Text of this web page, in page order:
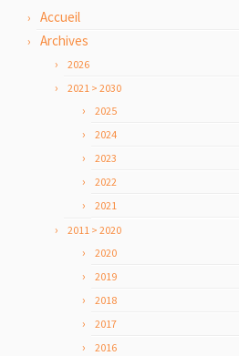
Accueil
Archives
2026
2021 > 2030
2025
2024
2023
2022
2021
2011 > 2020
2020
2019
2018
2017
2016